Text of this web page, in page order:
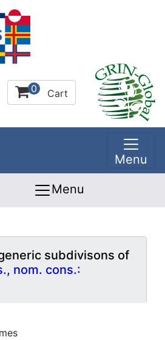
0 Cart
Menu
Menu
subdivisons of
nom. cons.: